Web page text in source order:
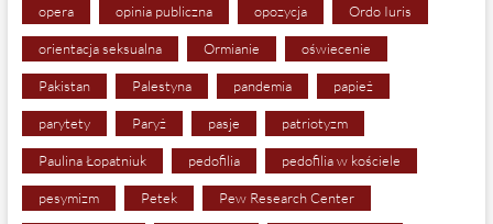
opera opinia publiczna opozycja Ordo Iuris
orientacja seksualna Ormianie oświecenie
Pakistan Palestyna pandemia papież
parytety Paryż pasje patriotyzm
Paulina Łopatniuk pedofilia pedofilia w kościele
pesymizm Petek Pew Research Center